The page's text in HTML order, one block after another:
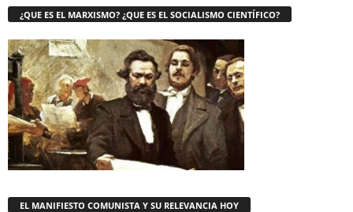
¿QUE ES EL MARXISMO? ¿QUE ES EL SOCIALISMO CIENTÍFICO?
EL MANIFIESTO COMUNISTA Y SU RELEVANCIA HOY